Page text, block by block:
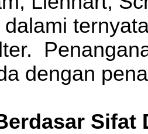
dengan
Sifat